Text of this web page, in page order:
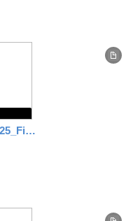
Discurso graduación_24-25_Final